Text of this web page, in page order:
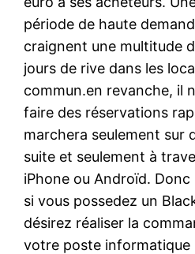
période de haute
craignent une multitude
jours de rive dans les
commun.en revanche, il
faire des réservations
marchera seulement sur
suite et seulement à
iPhone ou Androïd.
si vous possedez un
désirez réaliser la
votre poste informatique